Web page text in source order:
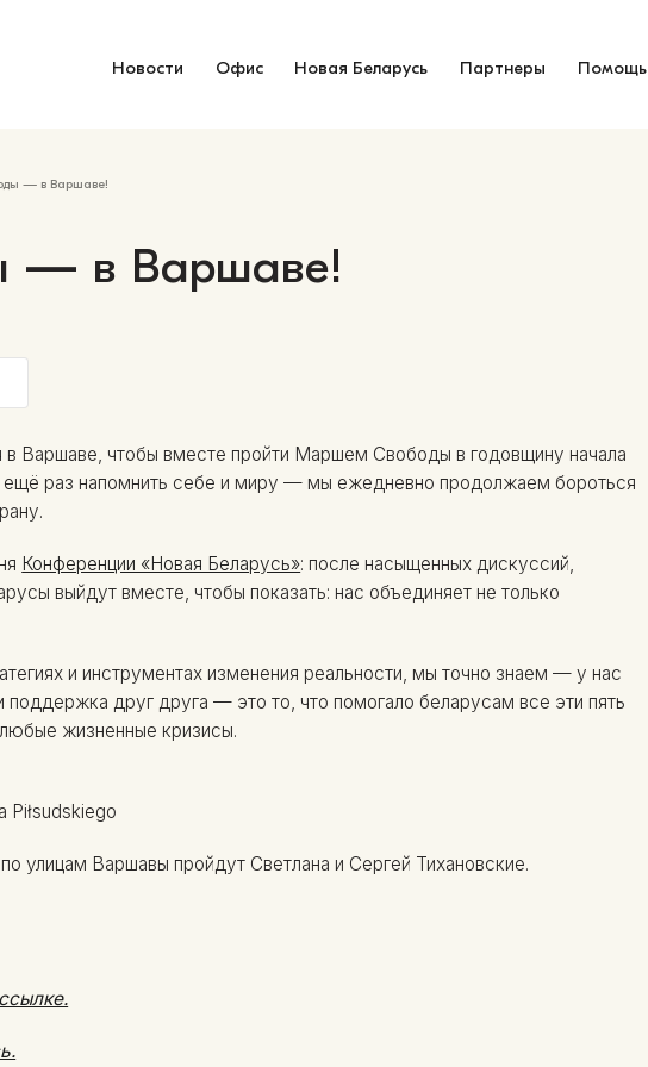
Новости Офис Новая Беларусь Партнеры Помощь
— в Варшаве!
— в Варшаве!
в Варшаве, чтобы вместе пройти Маршем Свободы в годовщину начала
раз напомнить себе и миру — мы ежедневно продолжаем бороться
Конференции «Новая Беларусь»: после насыщенных дискуссий,
выйдут вместе, чтобы показать: нас объединяет не только
и инструментах изменения реальности, мы точно знаем — у нас
друг друга — это то, что помогало беларусам все эти пять
жизненные кризисы.
Piłsudskiego
улицам Варшавы пройдут Светлана и Сергей Тихановские.